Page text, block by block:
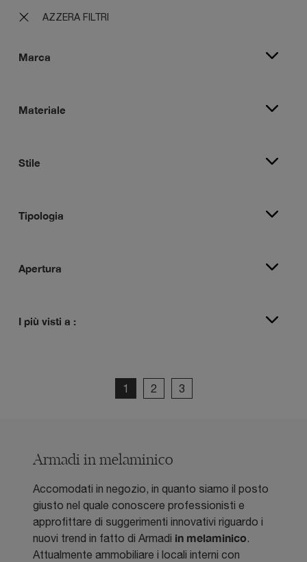
AZZERA FILTRI
Marca
Materiale
Stile
Tipologia
Apertura
I più visti a :
1 2 3
Armadi in melaminico
Accomodati in negozio, in quanto siamo il posto
giusto nel quale conoscere professionisti e
approfittare di suggerimenti innovativi riguardo i
nuovi trend in fatto di Armadi in melaminico.
Attualmente ammobiliare i locali interni con